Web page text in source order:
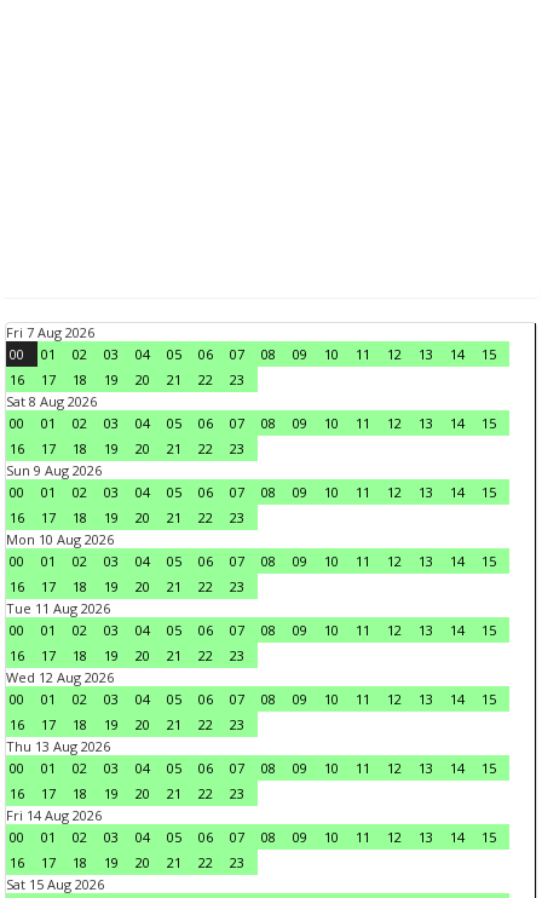
Fri 7 Aug 2026
00
01 02 03 04 05 06 07 08 09 10 11 12 13 14
15
16
17 18 19 20 21 22
23
Sat 8 Aug 2026
00
01 02 03 04 05 06 07 08 09 10 11 12 13 14
15
16
17 18 19 20 21 22
23
Sun 9 Aug 2026
00
01 02 03 04 05 06 07 08 09 10 11 12 13 14
15
16
17 18 19 20 21 22
23
Mon 10 Aug 2026
00
01 02 03 04 05 06 07 08 09 10 11 12 13 14
15
16
17 18 19 20 21 22
23
Tue 11 Aug 2026
00
01 02 03 04 05 06 07 08 09 10 11 12 13 14
15
16
17 18 19 20 21 22
23
Wed 12 Aug 2026
00
01 02 03 04 05 06 07 08 09 10 11 12 13 14
15
16
17 18 19 20 21 22
23
Thu 13 Aug 2026
00
01 02 03 04 05 06 07 08 09 10 11 12 13 14
15
16
17 18 19 20 21 22
23
Fri 14 Aug 2026
00
01 02 03 04 05 06 07 08 09 10 11 12 13 14
15
16
17 18 19 20 21 22
23
Sat 15 Aug 2026